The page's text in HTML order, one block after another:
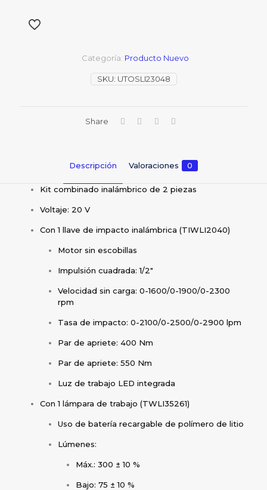
SKU: UTOSLI23048
Categoría: Producto Nuevo
Share
Descripción Valoraciones 0
Kit combinado inalámbrico de 2 piezas
Voltaje: 20 V
Con 1 llave de impacto inalámbrica (TIWLI2040)
Motor sin escobillas
Impulsión cuadrada: 1/2″
Velocidad sin carga: 0-1600/0-1900/0-2300
rpm
Tasa de impacto: 0-2100/0-2500/0-2900 lpm
Par de apriete: 400 Nm
Par de apriete: 550 Nm
Luz de trabajo LED integrada
Con 1 lámpara de trabajo (TWLI35261)
Uso de batería recargable de polímero de litio
Lúmenes:
Máx.: 300 ± 10 %
Bajo: 75 ± 10 %